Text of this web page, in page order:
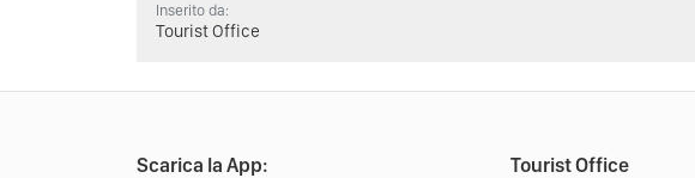
Inserito da:
Tourist Office
Scarica la App: Tourist Office